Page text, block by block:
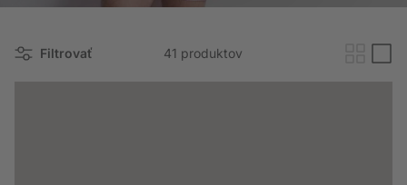
Filtrovať 41 produktov